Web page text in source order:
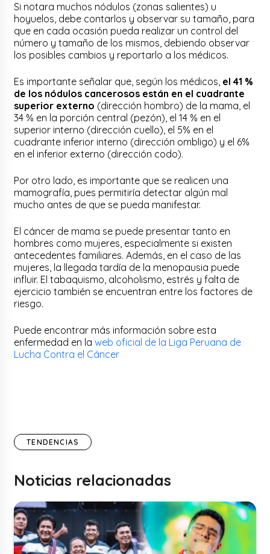
Si notara muchos nódulos (zonas salientes) u
hoyuelos, debe contarlos y observar su tamaño, para
que en cada ocasión pueda realizar un control del
número y tamaño de los mismos, debiendo observar
los posibles cambios y reportarlo a los médicos.
Es importante señalar que, según los médicos, el 41 %
de los nódulos cancerosos están en el cuadrante
superior externo (dirección hombro) de la mama, el
34 % en la porción central (pezón), el 14 % en el
superior interno (dirección cuello), el 5% en el
cuadrante inferior interno (dirección ombligo) y el 6%
en el inferior externo (dirección codo).
Por otro lado, es importante que se realicen una
mamografía, pues permitiría detectar algún mal
mucho antes de que se pueda manifestar.
El cáncer de mama se puede presentar tanto en
hombres como mujeres, especialmente si existen
antecedentes familiares. Además, en el caso de las
mujeres, la llegada tardía de la menopausia puede
influir. El tabaquismo, alcoholismo, estrés y falta de
ejercicio también se encuentran entre los factores de
riesgo.
Puede encontrar más información sobre esta
enfermedad en laweb oficial de la Liga Peruana de
Lucha Contra el Cáncer
TENDENCIAS
Noticias relacionadas